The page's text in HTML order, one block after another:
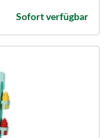
Sofort verfügbar